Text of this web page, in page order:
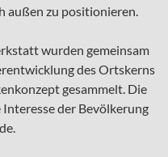
außen zu positionieren.
wurden gemeinsam
des Ortskerns
gesammelt. Die
der Bevölkerung